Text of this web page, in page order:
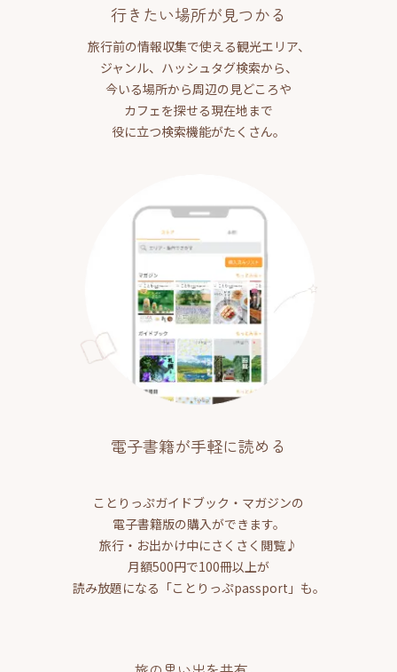
行きたい場所が見つかる
旅行前の情報収集で使える観光エリア、
ジャンル、ハッシュタグ検索から、
今いる場所から周辺の見どころや
カフェを探せる現在地まで
役に立つ検索機能がたくさん。
電子書籍が手軽に読める
ことりっぷガイドブック・マガジンの
電子書籍版の購入ができます。
旅行・お出かけ中にさくさく閲覧♪
月額500円で100冊以上が
読み放題になる「ことりっぷpassport」も。